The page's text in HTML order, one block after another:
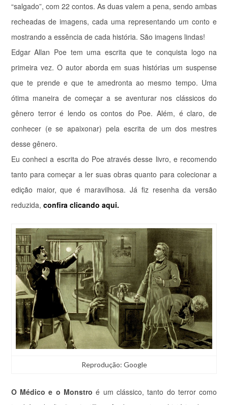
“salgado”, com 22 contos. As duas valem a pena, sendo ambas
recheadas de imagens, cada uma representando um conto e
mostrando a essência de cada história. São imagens lindas!
Edgar Allan Poe tem uma escrita que te conquista logo na
primeira vez. O autor aborda em suas histórias um suspense
que te prende e que te amedronta ao mesmo tempo. Uma
ótima maneira de começar a se aventurar nos clássicos do
gênero terror é lendo os contos do Poe. Além, é claro, de
conhecer (e se apaixonar) pela escrita de um dos mestres
desse gênero.
Eu conheci a escrita do Poe através desse livro, e recomendo
tanto para começar a ler suas obras quanto para colecionar a
edição maior, que é maravilhosa. Já fiz resenha da versão
reduzida, confira clicando aqui.
Reprodução: Google
O Médico e o Monstroé um clássico, tanto do terror como